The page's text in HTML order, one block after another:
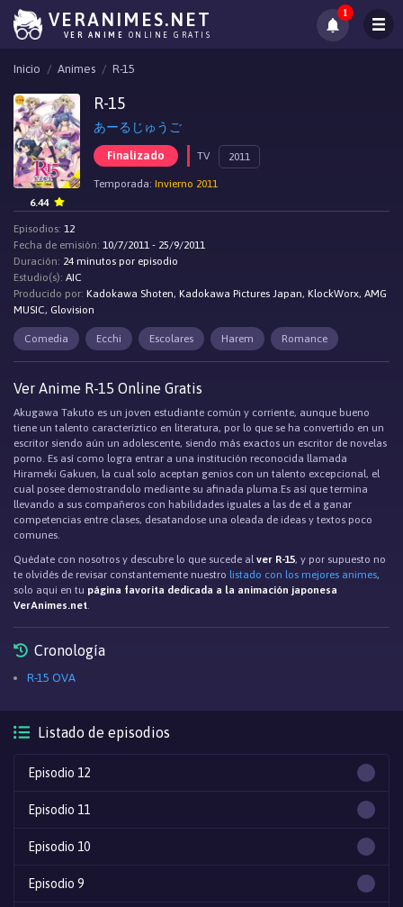
VERANIMES.NET
VER ANIME ONLINE GRATIS
1
Inicio Animes R-15
R-15
あーるじゅうご
Finalizado TV 2011
Temporada: Invierno 2011
6.44
Episodios: 12
Fecha de emisión: 10/7/2011 - 25/9/2011
Duración: 24 minutos por episodio
Estudio(s): AIC
Producido por: Kadokawa Shoten, Kadokawa Pictures Japan, KlockWorx, AMG
MUSIC, Glovision
Comedia Ecchi Escolares Harem Romance
Ver Anime R-15 Online Gratis
Akugawa Takuto es un joven estudiante común y corriente, aunque bueno
tiene un talento caracteríztico en literatura, por lo que se ha convertido en un
escritor siendo aún un adolescente, siendo más exactos un escritor de novelas
porno. Es así como logra entrar a una institución reconocida llamada
Hirameki Gakuen, la cual solo aceptan genios con un talento excepcional, el
cual posee demostrandolo mediante su afinada pluma.Es así que termina
llevando a sus compañeros con habilidades iguales a las de el a ganar
competencias entre clases, desatandose una oleada de ideas y textos poco
comunes.
Quédate con nosotros y descubre lo que sucede alver R-15, y por supuesto no
te olvidés de revisar constantemente nuestro listado con los mejores animes,
solo aqui en tu página favorita dedicada a la animación japonesa
VerAnimes.net.
Cronología
R-15 OVA
Listado de episodios
Episodio 12
Episodio 11
Episodio 10
Episodio 9